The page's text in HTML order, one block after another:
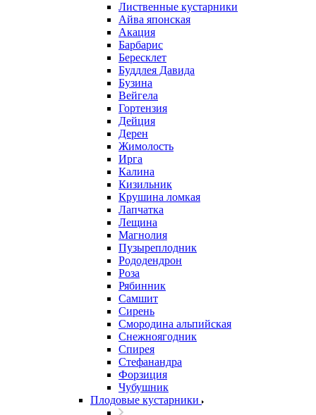
Лиственные кустарники
Айва японская
Акация
Барбарис
Бересклет
Буддлея Давида
Бузина
Вейгела
Гортензия
Дейция
Дерен
Жимолость
Ирга
Калина
Кизильник
Крушина ломкая
Лапчатка
Лещина
Магнолия
Пузыреплодник
Рододендрон
Роза
Рябинник
Самшит
Сирень
Смородина альпийская
Снежноягодник
Спирея
Стефанандра
Форзиция
Чубушник
Плодовые кустарники